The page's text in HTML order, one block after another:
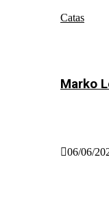
Catas
Marko
06/06/